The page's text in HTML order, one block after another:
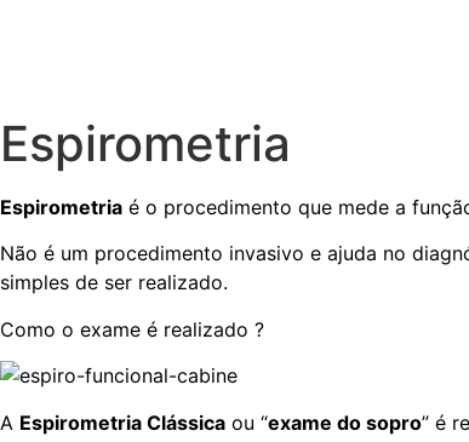
Espirometria
Espirometria é o procedimento que mede a
Não é um procedimento invasivo e ajuda no
simples de ser realizado.
Como o exame é realizado ?
A Espirometria Clássica ou “exame do sopro” é